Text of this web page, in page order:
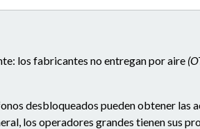
los fabricantes no entregan por aire
desbloqueados pueden obtener las
los operadores grandes tienen sus